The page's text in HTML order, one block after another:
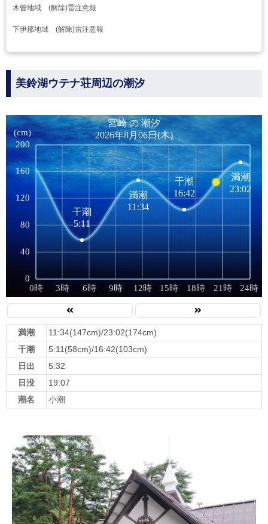
木曽地域 (解除)雷注意報
下伊那地域 (解除)雷注意報
美鈴湖ウテナ荘周辺の潮汐
満潮
11:34(147cm)/23:02(174cm)
干潮
5:11(58cm)/16:42(103cm)
日出
5:32
日没
19:07
潮名
小潮